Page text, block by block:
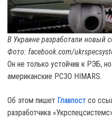
В Украине разработали новый
Фото: facebook.com/
Он не только устойчив к РЭБ,
американские РСЗО HIMARS.
Об этом пишет Главпост со
разработчика